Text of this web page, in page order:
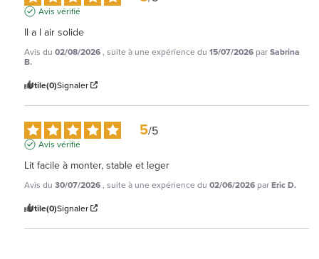
Avis vérifié
Il a l air solide
Avis du 02/08/2026, suite à une expérience du 15/07/2026 parSabrina
B.
Utile(0)Signaler
5/5
Avis vérifié
Lit facile à monter, stable et leger
Avis du 30/07/2026, suite à une expérience du 02/06/2026 parEric D.
Utile(0)Signaler